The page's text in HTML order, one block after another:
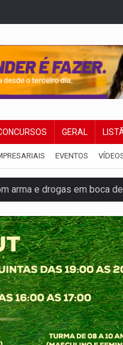
GERAL
EVENTOS
arma e drogas em boca
ações voltadas a
exercício antiaéreo
leva cinema
e tempo firme
chega ao bairro Nova
Festival de Dança de